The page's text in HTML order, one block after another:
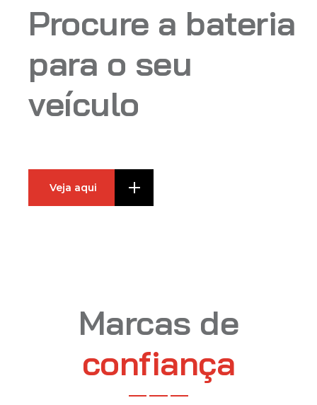
Procure a bateria
para o seu
veículo
Veja aqui
Marcas de
confiança